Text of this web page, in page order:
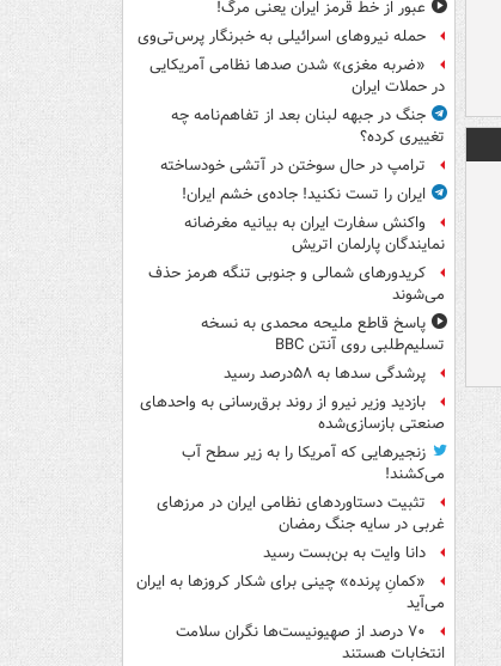
عبور از خط قرمز ایران یعنی مرگ!
حمله نیروهای اسرائیلی به خبرنگار پرس‌تی‌وی
«ضربه مغزی» شدن صدها نظامی آمریکایی
در حملات ایران
جنگ در جبهه لبنان بعد از تفاهم‌نامه چه
تغییری کرده؟
ترامپ در حال سوختن در آتشی خودساخته
ایران را تست نکنید! جاده‌ی خشم ایران!
واکنش سفارت ایران به بیانیه مغرضانه
نمایندگان پارلمان اتریش
کریدورهای شمالی و جنوبی تنگه هرمز حذف
می‌شوند
پاسخ قاطع ملیحه محمدی به نسخه
تسلیم‌طلبی روی آنتن BBC
پرشدگی سدها به ۵۸درصد رسید
بازدید وزیر نیرو از روند برق‌رسانی به واحدهای
صنعتی بازسازی‌شده
زنجیرهایی که آمریکا را به زیر سطح آب
می‌کشند!
تثبیت دستاوردهای نظامی ایران در مرزهای
غربی در سایه جنگ رمضان
دانا وایت به بن‌بست رسید
«کمانِ پرنده» چینی برای شکار کروزها به ایران
می‌آید
۷۰ درصد از صهیونیست‌ها نگران سلامت
انتخابات هستند